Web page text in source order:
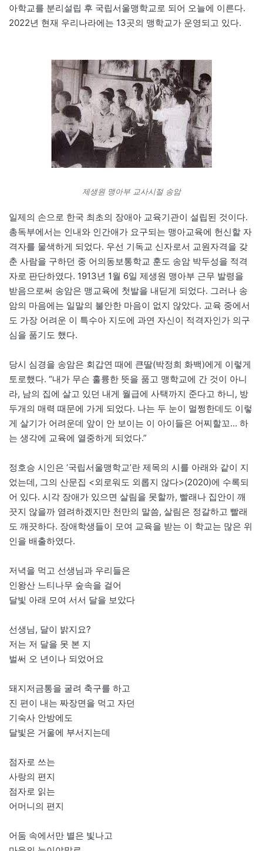
아학교를 분리설립 후 국립서울맹학교로 되어 오늘에 이른다.
2022년 현재 우리나라에는 13곳의 맹학교가 운영되고 있다.
제생원 맹아부 교사시절 송암
일제의 손으로 한국 최초의 장애아 교육기관이 설립된 것이다.
총독부에서는 인내와 인간애가 요구되는 맹아교육에 헌신할 자
격자를 물색하게 되었다. 우선 기독교 신자로서 교원자격을 갖
춘 사람을 구하던 중 어의동보통학교 훈도 송암 박두성을 적격
자로 판단하였다. 1913년 1월 6일 제생원 맹아부 근무 발령을
받음으로써 송암은 맹교육에 첫발을 내딛게 되었다. 그러나 송
암의 마음에는 일말의 불안한 마음이 없지 않았다. 교육 중에서
도 가장 어려운 이 특수아 지도에 과연 자신이 적격자인가 의구
심을 품기도 했다.
당시 심경을 송암은 회갑연 때에 큰딸(박정희 화백)에게 이렇게
토로했다. “내가 무슨 훌륭한 뜻을 품고 맹학교에 간 것이 아니
라, 남의 집에 살고 있던 내게 월급에 사택까지 준다고 하니, 방
두개의 매력 때문에 가게 되었다. 나는 두 눈이 멀쩡한데도 이렇
게 살기가 어려운데 앞이 안 보이는 이 아이들은 어찌할꼬… 하
는 생각에 교육에 열중하게 되었다.”
정호승 시인은 ‘국립서울맹학교’란 제목의 시를 아래와 같이 지
었는데, 그의 산문집 <외로워도 외롭지 않다>(2020)에 수록되
어 있다. 시각 장애가 있으면 살림을 못할까, 빨래나 집안이 깨
끗지 않을까 염려하겠지만 천만의 말씀, 살림은 정갈하고 빨래
도 깨끗하다. 장애학생들이 모여 교육을 받는 이 학교는 많은 위
인을 배출하였다.
저녁을 먹고 선생님과 우리들은
인왕산 느티나무 숲속을 걸어
달빛 아래 모여 서서 달을 보았다
선생님, 달이 밝지요?
저는 저 달을 못 본 지
벌써 오 년이나 되었어요
돼지저금통을 굴려 축구를 하고
진 편이 내는 짜장면을 먹고 자던
기숙사 안방에도
달빛은 거울에 부서지는데
점자로 쓰는
사랑의 편지
점자로 읽는
어머니의 편지
어둠 속에서만 별은 빛나고